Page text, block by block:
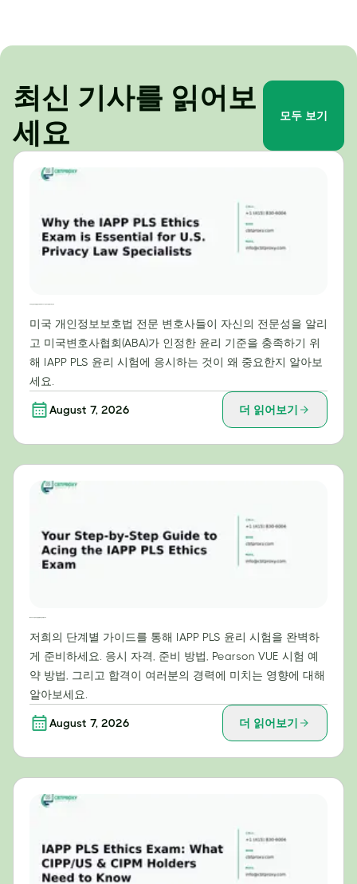
최신 기사를 읽어보
세요
모두 보기
미국 개인정보보호법 전문 변호사들이 자신의 전문성을 알리
고 미국변호사협회(ABA)가 인정한 윤리 기준을 충족하기 위
해 IAPP PLS 윤리 시험에 응시하는 것이 왜 중요한지 알아보
세요.
August 7, 2026 더 읽어보기
저희의 단계별 가이드를 통해 IAPP PLS 윤리 시험을 완벽하
게 준비하세요. 응시 자격, 준비 방법, Pearson VUE 시험 예
약 방법, 그리고 합격이 여러분의 경력에 미치는 영향에 대해
알아보세요.
August 7, 2026 더 읽어보기